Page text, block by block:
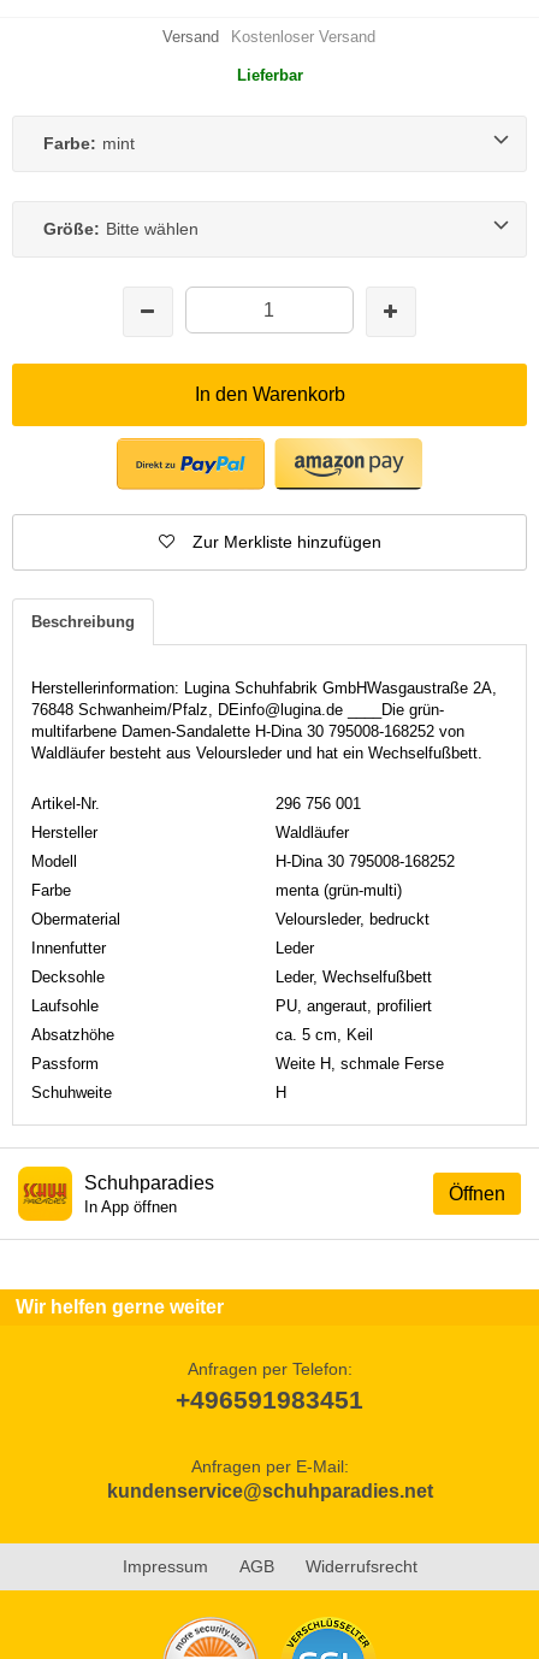
Versand Kostenloser Versand
Lieferbar
Farbe: mint
Größe: Bitte wählen
In den Warenkorb
Zur Merkliste hinzufügen
Beschreibung
Herstellerinformation: Lugina Schuhfabrik GmbHWasgaustraße 2A,
76848 Schwanheim/Pfalz, DEinfo@lugina.de ____Die grün-
multifarbene Damen-Sandalette H-Dina 30 795008-168252 von
Waldläufer besteht aus Veloursleder und hat ein Wechselfußbett.
Artikel-Nr.
296 756 001
Hersteller
Waldläufer
Modell
H-Dina 30 795008-168252
Farbe
menta (grün-multi)
Obermaterial
Veloursleder, bedruckt
Innenfutter
Leder
Decksohle
Leder, Wechselfußbett
Laufsohle
PU, angeraut, profiliert
Absatzhöhe
ca. 5 cm, Keil
Passform
Weite H, schmale Ferse
Schuhweite
H
Öffnen
Schuhparadies
In App öffnen
Wir helfen gerne weiter
Anfragen per Telefon:
+496591983451
Anfragen per E-Mail:
kundenservice@schuhparadies.net
Impressum AGB Widerrufsrecht